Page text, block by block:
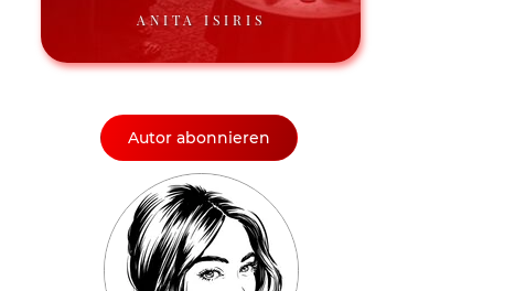
ANITA ISIRIS
Autor abonnieren